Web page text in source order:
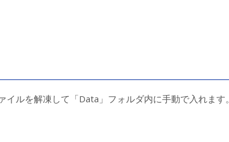
ルを解凍して「Data」フォルダ内に手動で入れます。